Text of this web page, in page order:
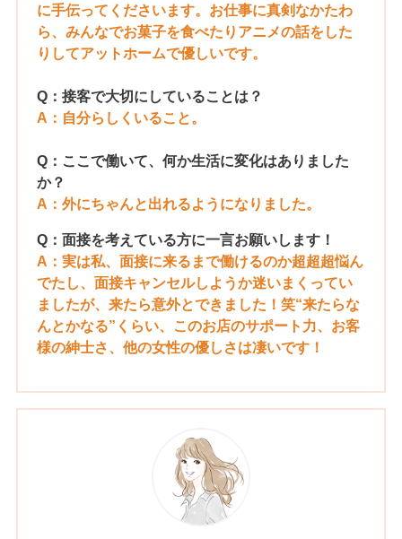
に手伝ってくださいます。お仕事に真剣なかたわ
ら、みんなでお菓子を食べたりアニメの話をした
りしてアットホームで優しいです。
Q：接客で大切にしていることは？
A：自分らしくいること。
Q：ここで働いて、何か生活に変化はありました
か？
A：外にちゃんと出れるようになりました。
Q：面接を考えている方に一言お願いします！
A：実は私、面接に来るまで働けるのか超超超悩ん
でたし、面接キャンセルしようか迷いまくってい
ましたが、来たら意外とできました！笑“来たらな
んとかなる”くらい、このお店のサポート力、お客
様の紳士さ、他の女性の優しさは凄いです！